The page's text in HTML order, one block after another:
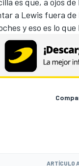
a Lewis fuera
y eso es lo
ARTÍCULO